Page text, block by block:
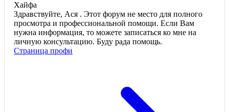
Хайфа
Здравствуйте, Ася . Этот форум не место для полного
просмотра и профессиональной помощи. Если Вам
нужна информация, то можете записаться ко мне на
личную консультацию. Буду рада помощь.
Страница профи